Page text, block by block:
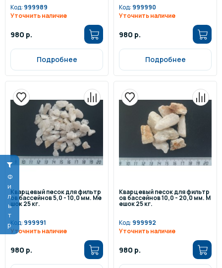
Фильтр
Код: 999989
Уточнить наличие
980 р.
Подробнее
Код: 999990
Уточнить наличие
980 р.
Подробнее
Кварцевый песок для фильтр
ов бассейнов 5,0 - 10,0 мм. Ме
шок 25 кг.
Код: 999991
Уточнить наличие
980 р.
Кварцевый песок для фильтр
ов бассейнов 10,0 - 20,0 мм. М
ешок 25 кг.
Код: 999992
Уточнить наличие
980 р.